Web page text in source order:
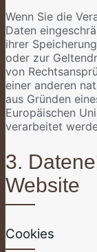
Wenn Sie die
Daten
ihrer
oder zur
von
einer anderen
aus Gründen
Europäischen
verarbeitet
3.
Website
Cookies